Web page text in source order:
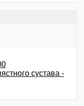
сустава -